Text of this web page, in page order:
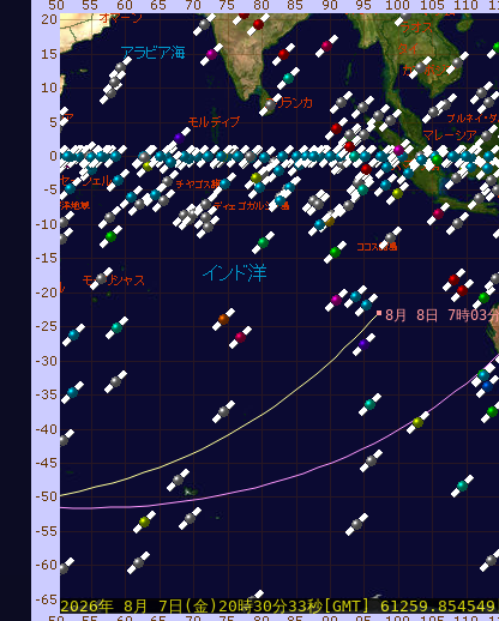
8月 8日 7時03
2026年 8月 7日(金)20時30分33秒[GMT]